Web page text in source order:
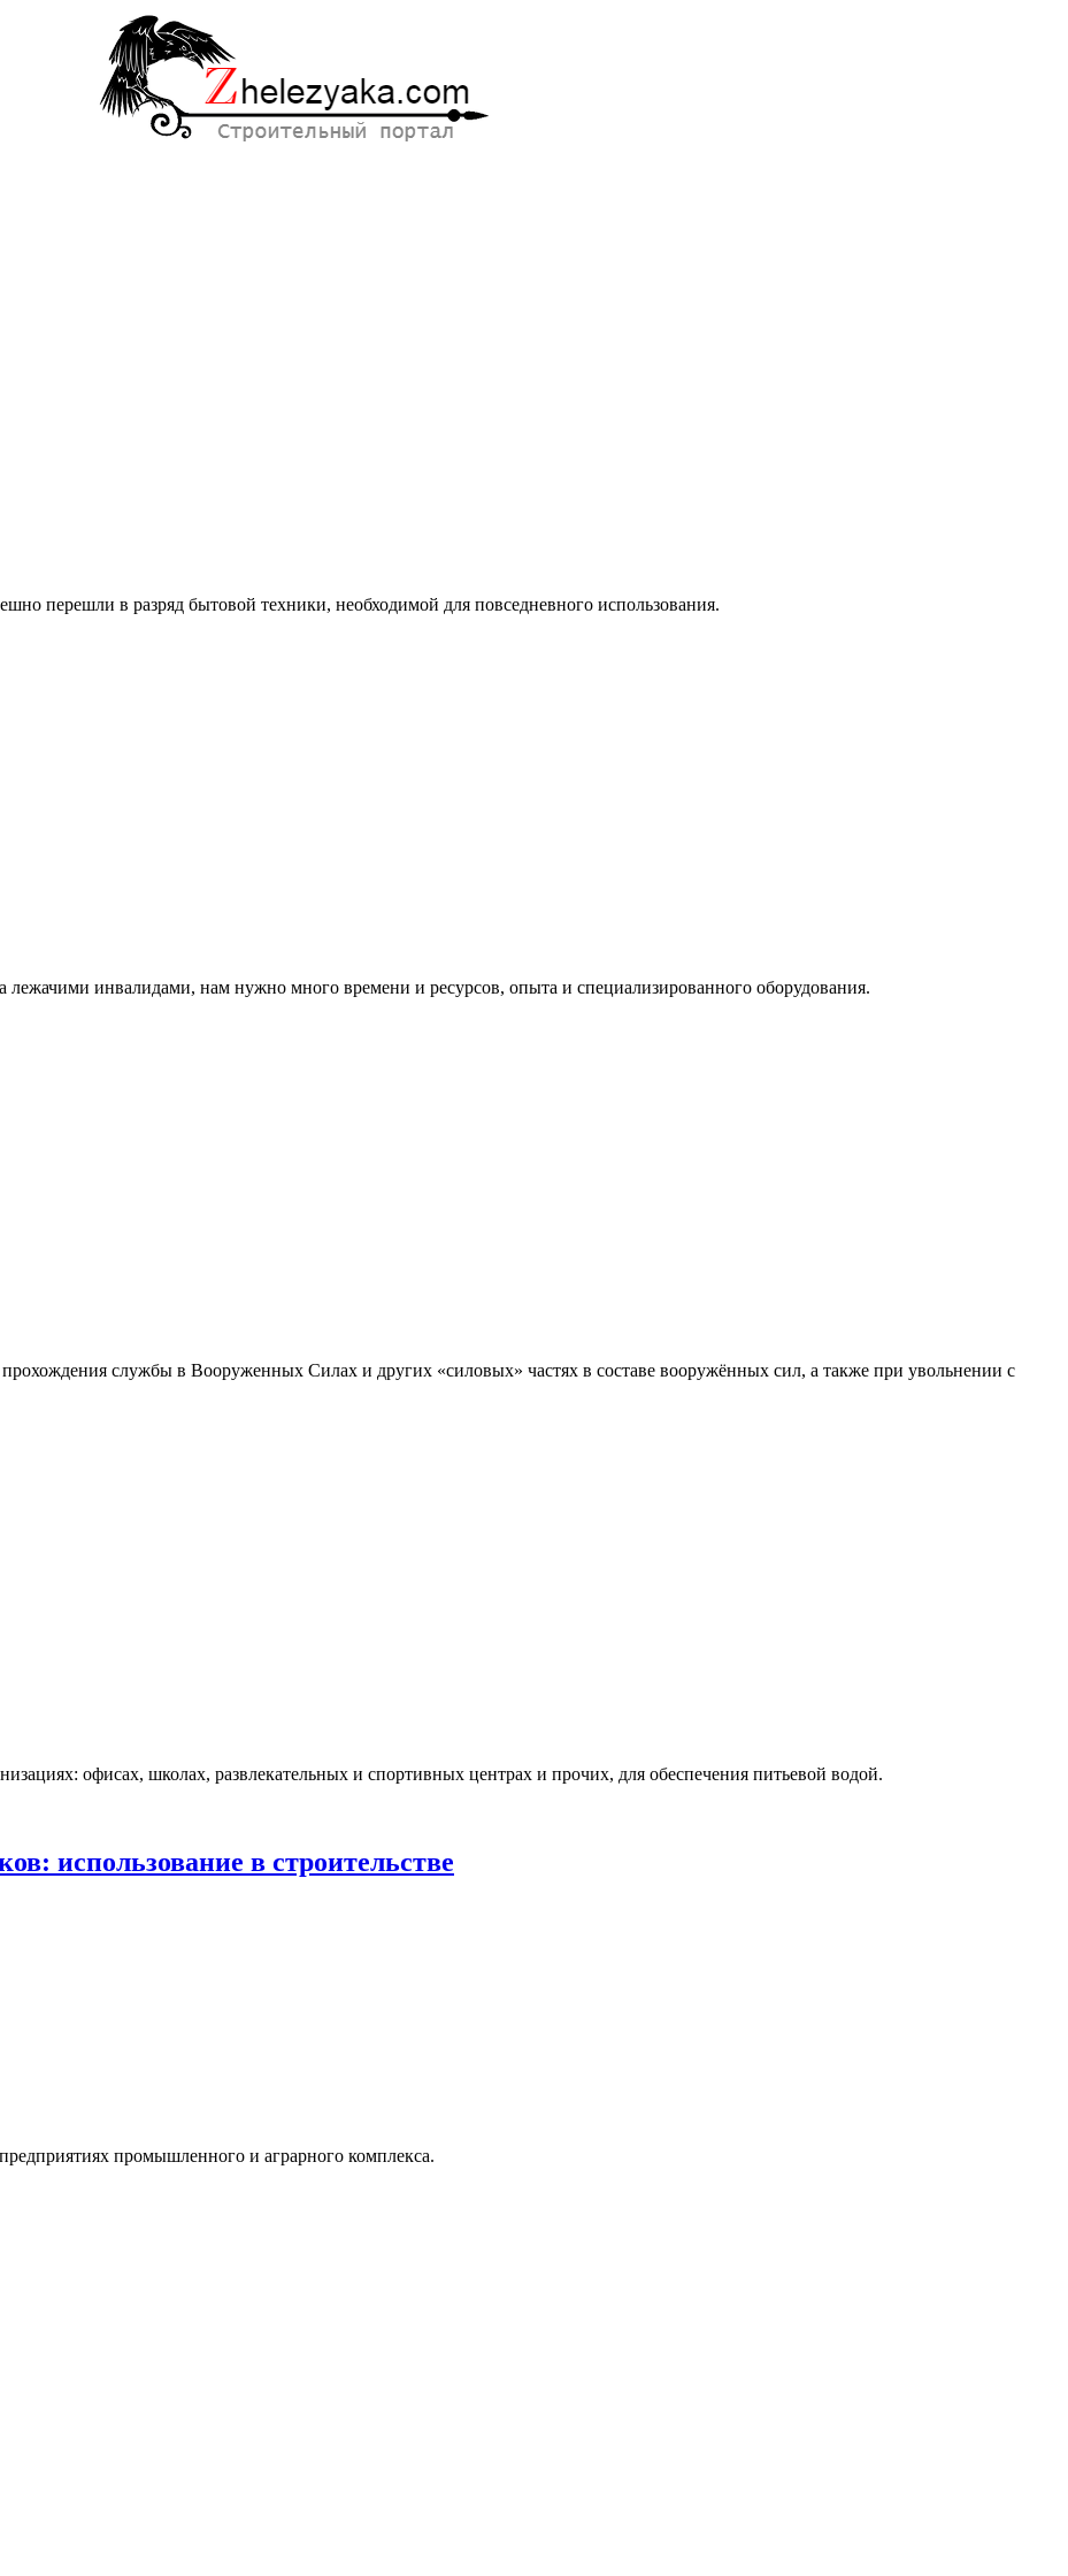
перешли в разряд бытовой техники, необходимой для повседневного использования.
лежачими инвалидами, нам нужно много времени и ресурсов, опыта и специализированного оборудования.
службы в Вооруженных Силах и других «силовых» частях в составе вооружённых сил, а также при увольнении с
офисах, школах, развлекательных и спортивных центрах и прочих, для обеспечения питьевой водой.
использование в строительстве
промышленного и аграрного комплекса.